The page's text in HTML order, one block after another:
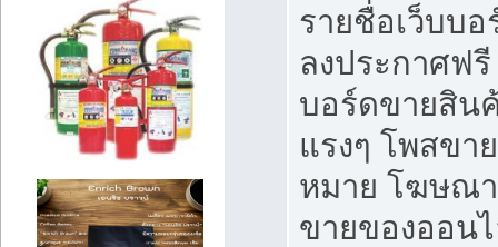
รายชื่อเว็บบ
ลงประกาศฟรี
บอร์ดขายสิน
แรงๆ โพสขา
หมาย โฆษณ
ขายของออน